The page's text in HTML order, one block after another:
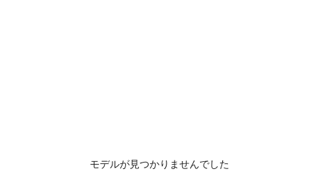
モデルが見つかりませんでした